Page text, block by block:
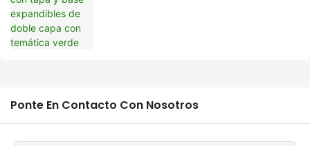
Ponte En Contacto Con Nosotros